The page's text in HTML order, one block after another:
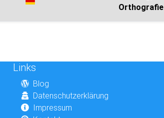
Orthografie
Links
Blog
Datenschutzerklärung
Impressum